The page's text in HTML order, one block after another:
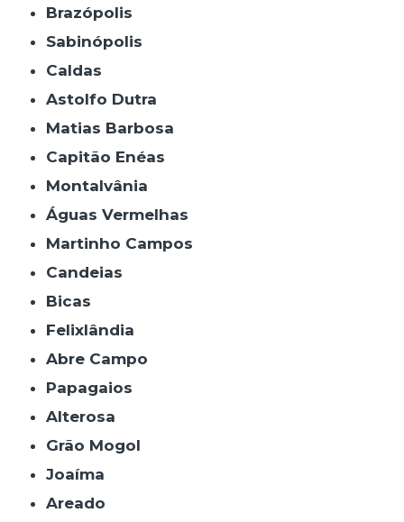
Brazópolis
Sabinópolis
Caldas
Astolfo Dutra
Matias Barbosa
Capitão Enéas
Montalvânia
Águas Vermelhas
Martinho Campos
Candeias
Bicas
Felixlândia
Abre Campo
Papagaios
Alterosa
Grão Mogol
Joaíma
Areado